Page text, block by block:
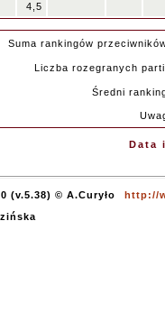
4,5
Suma rankingów
Liczba rozegranych
Średni
Data
(v.5.38) © A.Curyło
http://